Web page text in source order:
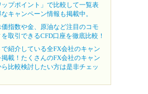
プポイント」で比較して一覧表
キャンペーン情報も掲載中。
指数や金、原油など注目のコモ
取引できるCFD口座を徹底比較！
で紹介している全FX会社のキャン
載！たくさんのFX会社のキャン
比較検討したい方は是非チェッ